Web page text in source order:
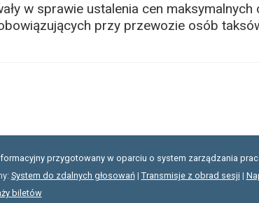
w sprawie ustalenia cen maksymalnych
przy przewozie osób
przygotowany w oparciu o system zarządzania
System do zdalnych głosowań| Transmisje z obrad sesji |
biletów